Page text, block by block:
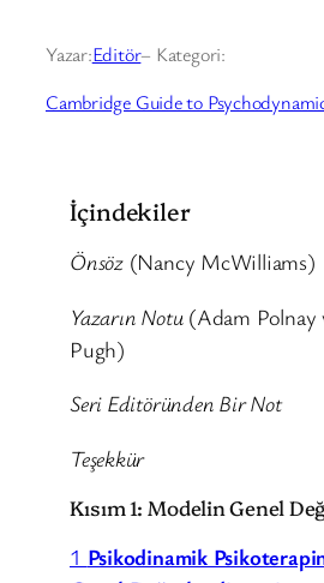
Yazar:Editör– Kategori:
Cambridge Guide to
İçindekiler
Önsöz(Nancy McWilliams)
Yazarın Notu(Adam Polnay
Pugh)
Seri Editöründen Bir Not
Teşekkür
Kısım 1: Modelin Genel
1 Psikodinamik